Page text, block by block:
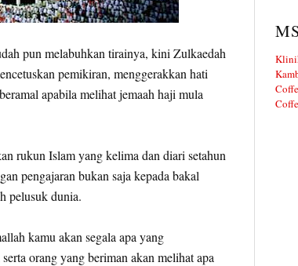
pun melabuhkan tirainya, kini Zulkaedah
pemikiran, menggerakkan hati
apabila melihat jemaah haji mula
rukun Islam yang kelima dan diari setahun
pengajaran bukan saja kepada bakal
pelusuk dunia.
kamu akan segala apa yang
orang yang beriman akan melihat apa